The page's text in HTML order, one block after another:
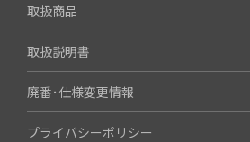
取扱商品
取扱説明書
廃番･仕様変更情報
プライバシーポリシー